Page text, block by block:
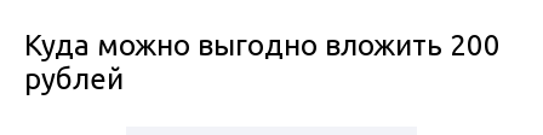
Куда можно выгодно вложить 200
рублей